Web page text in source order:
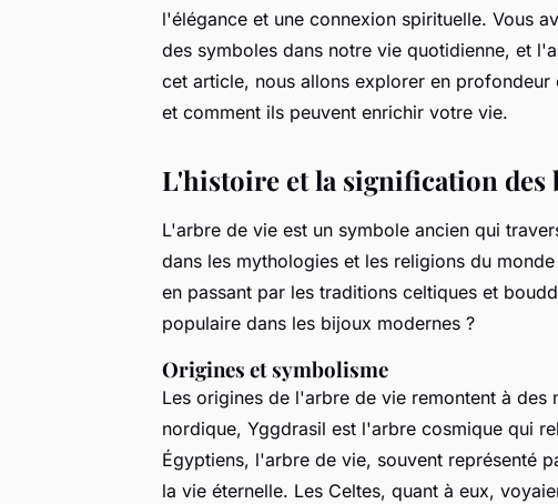
l'élégance et une connexion spirituelle. Vous
des symboles dans notre vie quotidienne, et
cet article, nous allons explorer en
et comment ils peuvent enrichir votre vie.
L'histoire et la signification des
L'arbre de vie est un symbole ancien qui
dans les mythologies et les religions du
en passant par les traditions celtiques et
populaire dans les bijoux modernes ?
Origines et symbolisme
Les origines de l'arbre de vie remontent à
nordique, Yggdrasil est l'arbre cosmique qui
Égyptiens, l'arbre de vie, souvent représenté
la vie éternelle. Les Celtes, quant à eux,